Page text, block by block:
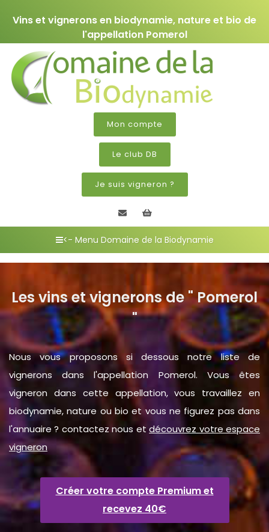
Vins et vignerons en biodynamie, nature et bio de
l'appellation Pomerol
Mon compte
Le club DB
Je suis vigneron ?
Contactez nous
<- Menu Domaine de la Biodynamie
Les vins et vignerons de " Pomerol
"
Nous vous proposons si dessous notre liste de
vignerons dans l'appellation Pomerol. Vous êtes
vigneron dans cette appellation, vous travaillez en
biodynamie, nature ou bio et vous ne figurez pas dans
l'annuaire ? contactez nous etdécouvrez votre espace
vigneron
Créer votre compte Premium et
recevez 40€